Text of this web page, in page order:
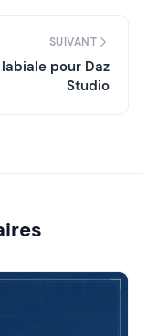
SUIVANT
pour Daz
Studio